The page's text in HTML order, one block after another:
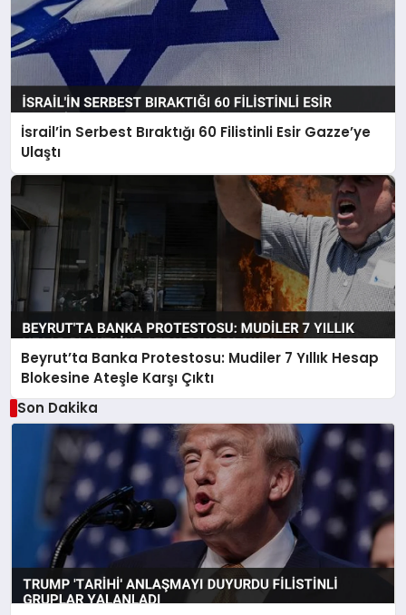
İsrail’in Serbest Bıraktığı 60 Filistinli Esir Gazze’ye
Ulaştı
Beyrut’ta Banka Protestosu: Mudiler 7 Yıllık Hesap
Blokesine Ateşle Karşı Çıktı
Son Dakika